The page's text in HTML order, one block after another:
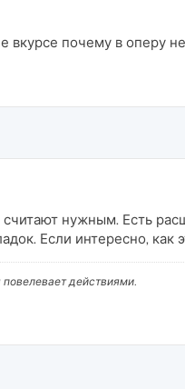
вкурсе почему в оперу
считают нужным. Есть
Если интересно, как
действиями.